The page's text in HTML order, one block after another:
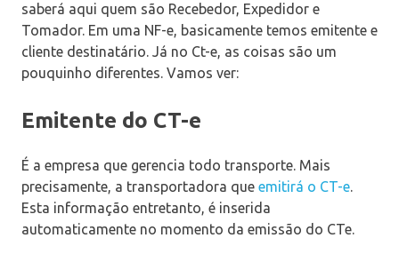
saberá aqui quem são Recebedor, Expedidor e
Tomador. Em uma NF-e, basicamente temos emitente e
cliente destinatário. Já no Ct-e, as coisas são um
pouquinho diferentes. Vamos ver:
Emitente do CT-e
É a empresa que gerencia todo transporte. Mais
precisamente, a transportadora que emitirá o CT-e.
Esta informação entretanto, é inserida
automaticamente no momento da emissão do CTe.